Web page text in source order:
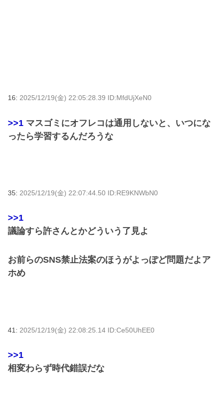
16: 2025/12/19(金) 22:05:28.39 ID:MfdUjXeN0
>>1 マスゴミにオフレコは通用しないと、いつにな
ったら学習するんだろうな
35: 2025/12/19(金) 22:07:44.50 ID:RE9KNWbN0
>>1
議論すら許さんとかどういう了見よ
お前らのSNS禁止法案のほうがよっぽど問題だよア
ホめ
41: 2025/12/19(金) 22:08:25.14 ID:Ce50UhEE0
>>1
相変わらず時代錯誤だな